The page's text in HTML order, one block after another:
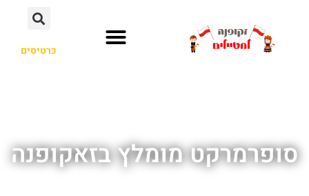
כרטיסים
סופרמרקט מומלץ בזאקופנה